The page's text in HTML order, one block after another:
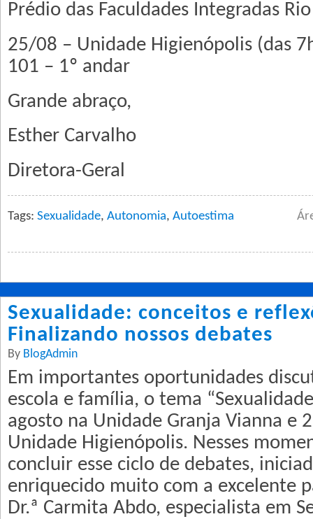
Prédio das Faculdades Integradas
25/08 – Unidade Higienópolis (das
101 – 1º andar
Grande abraço,
Esther Carvalho
Diretora-Geral
Tags: Sexualidade, Autonomia, Autoestima
Sexualidade: conceitos e
Finalizando nossos debates
By BlogAdmin
Em importantes oportunidades
escola e família, o tema
agosto na Unidade Granja Vianna e
Unidade Higienópolis. Nesses
concluir esse ciclo de debates,
enriquecido muito com a excelente
Dr.ª Carmita Abdo, especialista em